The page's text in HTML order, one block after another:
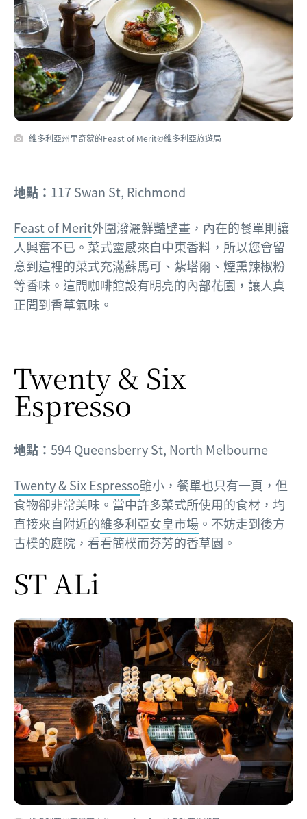
維多利亞州里奇蒙的Feast of Merit©維多利亞旅遊局
地點： 117 Swan St, Richmond
Feast of Merit外圍潑灑鮮豔壁畫，內在的餐單則讓
人興奮不已。菜式靈感來自中東香料，所以您會留
意到這裡的菜式充滿蘇馬可、紮塔爾、煙熏辣椒粉
等香味。這間咖啡館設有明亮的內部花園，讓人真
正聞到香草氣味。
Twenty & Six
Espresso
地點： 594 Queensberry St, North Melbourne
Twenty & Six Espresso雖小，餐單也只有一頁，但
食物卻非常美味。當中許多菜式所使用的食材，均
直接來自附近的維多利亞女皇市場 。不妨走到後方
古樸的庭院，看看簡樸而芬芳的香草園。
ST ALi